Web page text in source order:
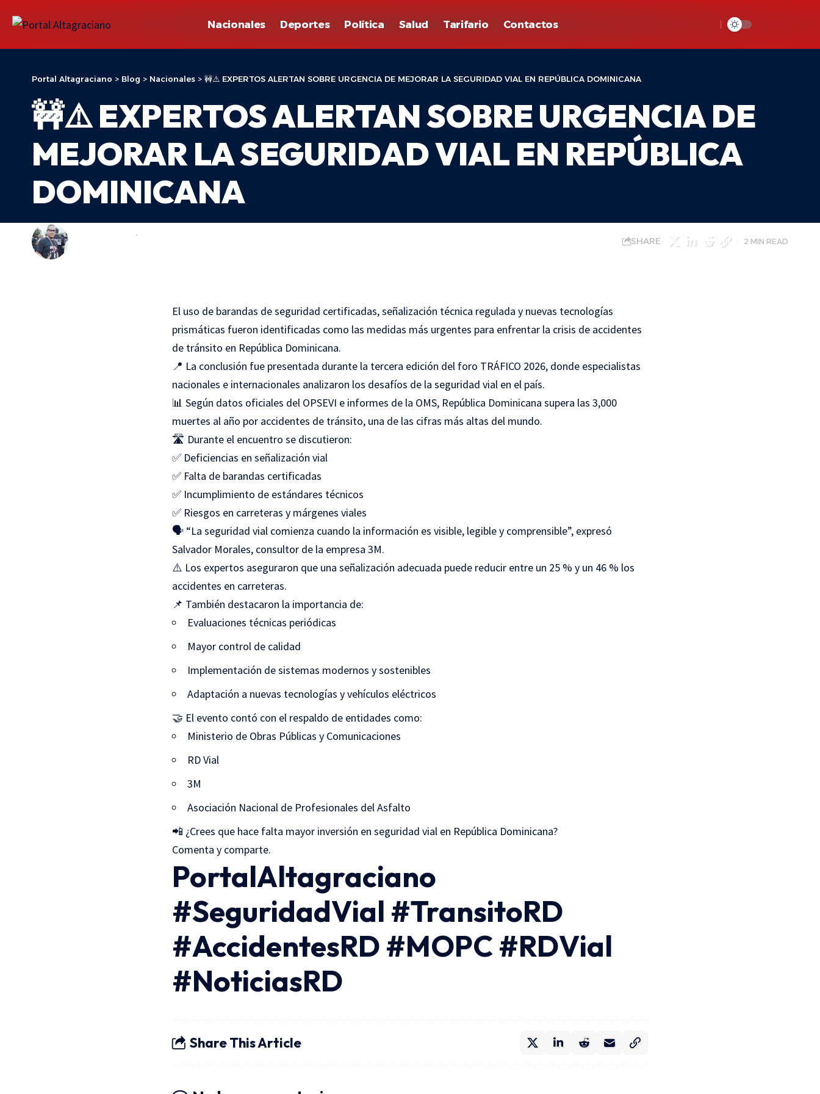
Nacionales Deportes Política Salud Tarifario Contactos
Portal Altagraciano > Blog > Nacionales > 🚧⚠️ EXPERTOS ALERTAN SOBRE URGENCIA DE MEJORAR LA SEGURIDAD VIAL EN REPÚBLICA DOMINICANA
🚧⚠️ EXPERTOS ALERTAN SOBRE URGENCIA DE
MEJORAR LA SEGURIDAD VIAL EN REPÚBLICA
DOMINICANA
LAST UPDATED: 26 DE MAYO DE 2026 12:58
ADONIS ARACHE
SHARE 2 MIN READ
El uso de barandas de seguridad certificadas, señalización técnica regulada y nuevas tecnologías
prismáticas fueron identificadas como las medidas más urgentes para enfrentar la crisis de accidentes
de tránsito en República Dominicana.
📍 La conclusión fue presentada durante la tercera edición del foro TRÁFICO 2026, donde especialistas
nacionales e internacionales analizaron los desafíos de la seguridad vial en el país.
📊 Según datos oficiales del OPSEVI e informes de la OMS, República Dominicana supera las 3,000
muertes al año por accidentes de tránsito, una de las cifras más altas del mundo.
🛣️ Durante el encuentro se discutieron:
✅ Deficiencias en señalización vial
✅ Falta de barandas certificadas
✅ Incumplimiento de estándares técnicos
✅ Riesgos en carreteras y márgenes viales
🗣️ “La seguridad vial comienza cuando la información es visible, legible y comprensible”, expresó
Salvador Morales, consultor de la empresa 3M.
⚠️ Los expertos aseguraron que una señalización adecuada puede reducir entre un 25 % y un 46 % los
accidentes en carreteras.
📌 También destacaron la importancia de:
Evaluaciones técnicas periódicas
Mayor control de calidad
Implementación de sistemas modernos y sostenibles
Adaptación a nuevas tecnologías y vehículos eléctricos
🤝 El evento contó con el respaldo de entidades como:
Ministerio de Obras Públicas y Comunicaciones
RD Vial
3M
Asociación Nacional de Profesionales del Asfalto
📲 ¿Crees que hace falta mayor inversión en seguridad vial en República Dominicana?
Comenta y comparte.
PortalAltagraciano
#SeguridadVial #TransitoRD
#AccidentesRD #MOPC #RDVial
#NoticiasRD
Share This Article